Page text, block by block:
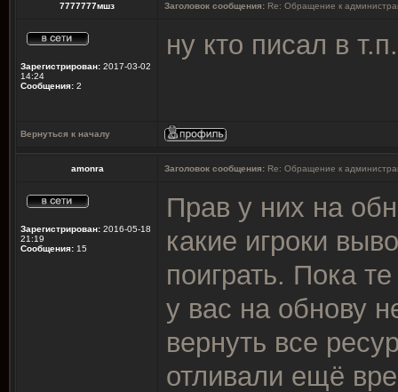
7777777мшз Заголовок сообщения: Re: Обращение к
Зарегистрирован: 2017-03-02
14:24
Сообщения: 2
ну кто писал в
Вернуться к началу
amonra Заголовок сообщения: Re: Обращение к
Зарегистрирован: 2016-05-18
21:19
Сообщения: 15
Прав у них на
какие игроки
поиграть. Пока
у вас на обнову
вернуть все
отливали ещё